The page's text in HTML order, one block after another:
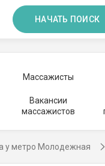
НАЧАТЬ ПОИСК
Массажисты
Вакансии
массажистов
у метро Молодежная